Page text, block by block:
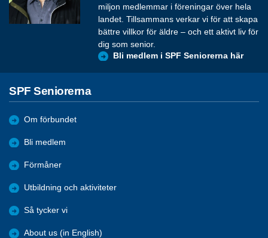
miljon medlemmar i föreningar över hela
landet. Tillsammans verkar vi för att skapa
bättre villkor för äldre – och ett aktivt liv för
dig som senior.
Bli medlem i SPF Seniorerna här
SPF Seniorerna
Om förbundet
Bli medlem
Förmåner
Utbildning och aktiviteter
Så tycker vi
About us (in English)